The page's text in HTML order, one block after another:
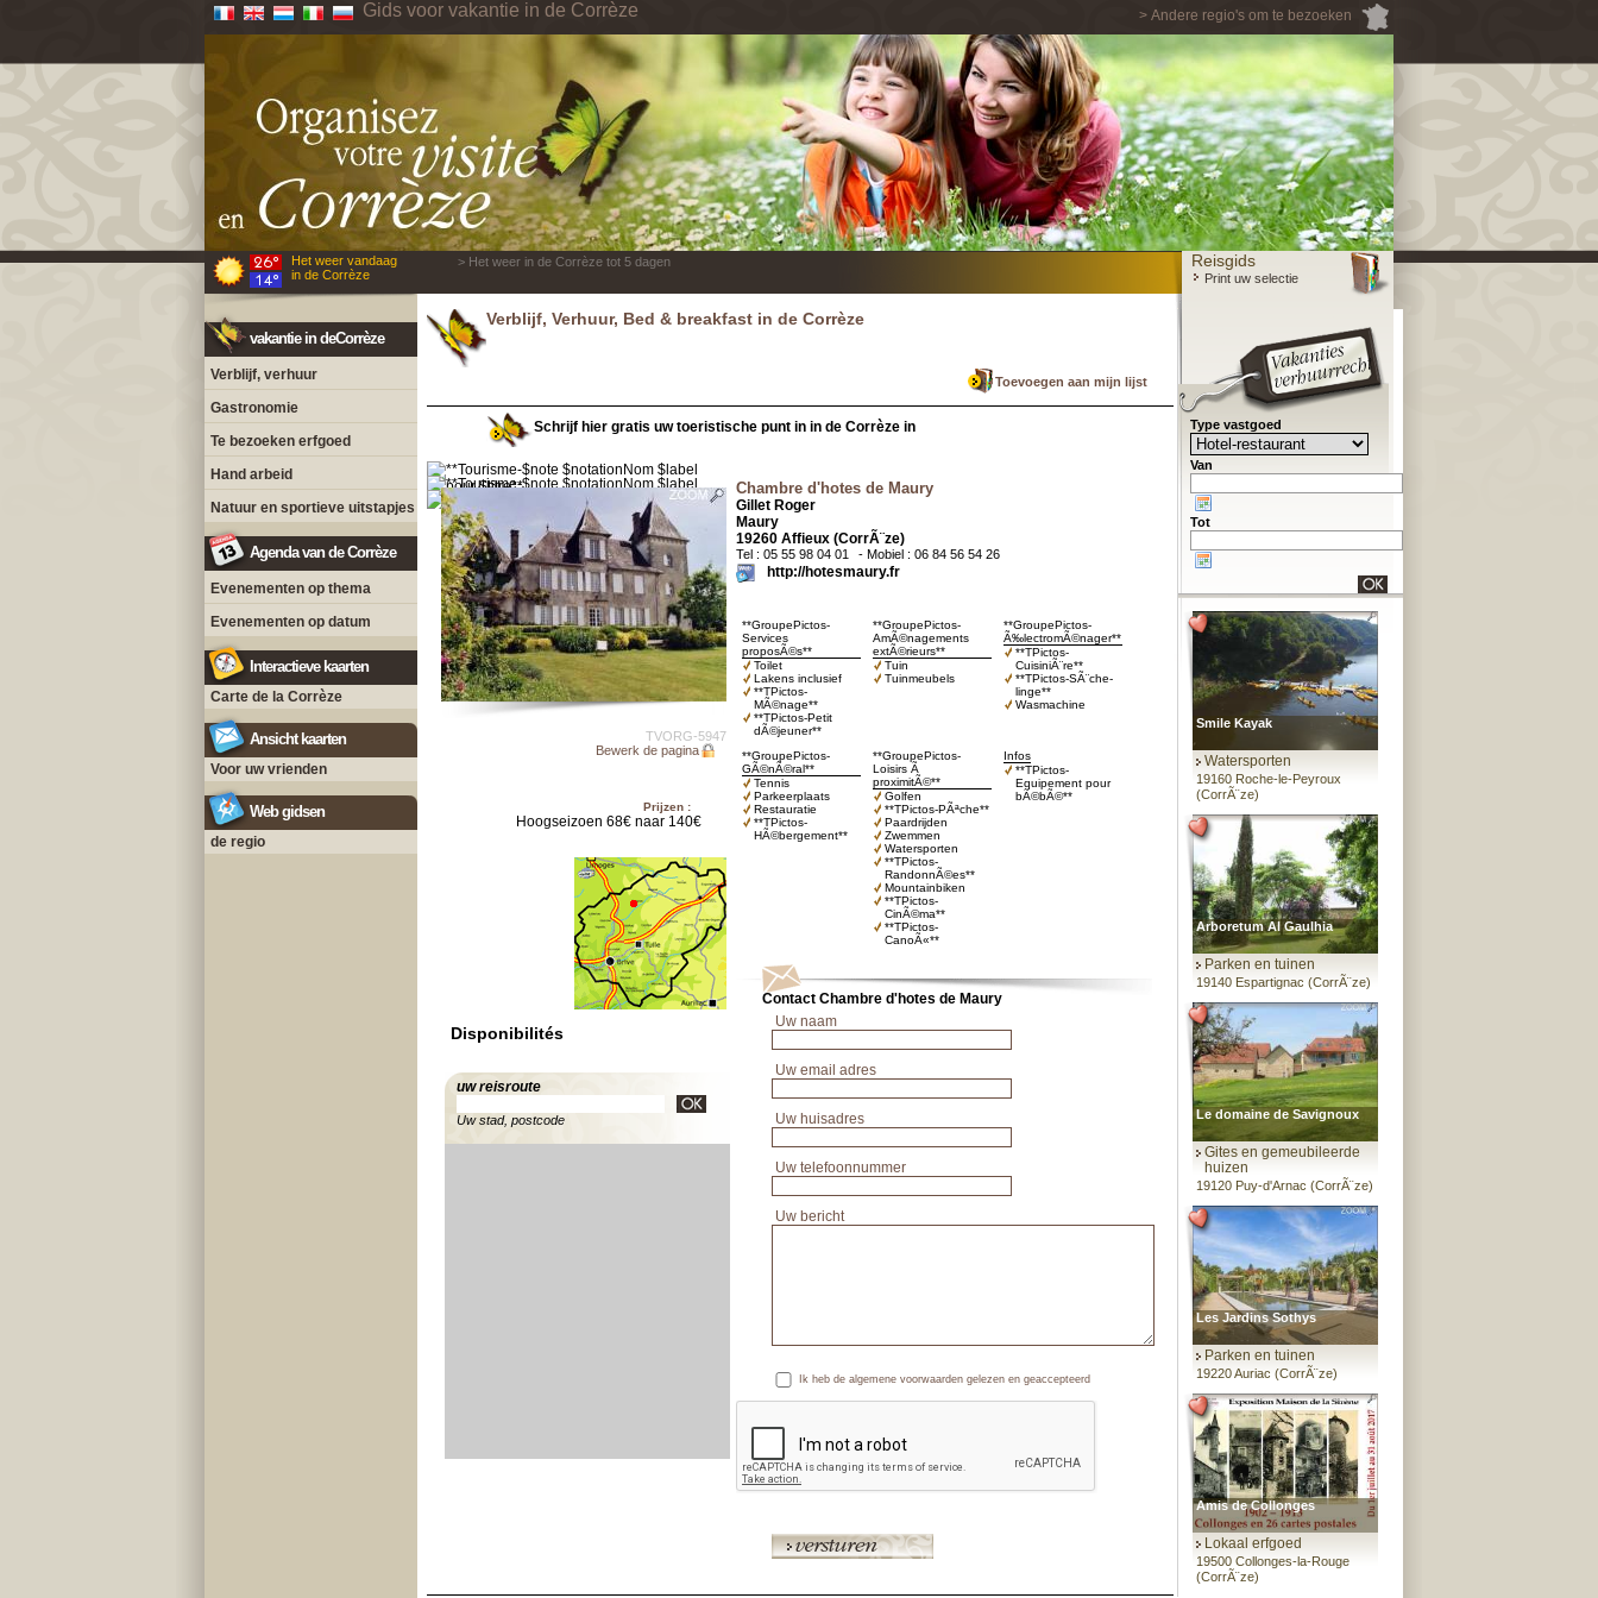
> Andere regio's om te bezoeken
Gids voor vakantie in de Corrèze
Het weer vandaag
in de Corrèze
> Het weer in de Corrèze tot 5 dagen Reisgids
Print uw selectie
vakantie in deCorrèze
Verblijf, verhuur
Gastronomie
Te bezoeken erfgoed
Hand arbeid
Natuur en sportieve uitstapjes
Agenda van de Corrèze
Evenementen op thema
Evenementen op datum
Interactieve kaarten
Carte de la Corrèze
Ansicht kaarten
Voor uw vrienden
Web gidsen
de regio
Verblijf, Verhuur, Bed & breakfast in de Corrèze
Toevoegen aan mijn lijst
Schrijf hier gratis uw toeristische punt in in de Corrèze in
TVORG-5947
Bewerk de pagina
Prijzen :
Hoogseizoen 68€ naar 140€
Disponibilités
uw reisroute
Uw stad, postcode
Chambre d'hotes de Maury
Gillet Roger
Maury
19260 Affieux (CorrÃ¨ze)
Tel : 05 55 98 04 01 - Mobiel : 06 84 56 54 26
http://hotesmaury.fr
**GroupePictos-
Services
proposÃ©s**
Toilet
Lakens inclusief
**TPictos-
MÃ©nage**
**TPictos-Petit
dÃ©jeuner**
**GroupePictos-
AmÃ©nagements
extÃ©rieurs**
Tuin
Tuinmeubels
**GroupePictos-
Ã‰lectromÃ©nager**
**TPictos-
CuisiniÃ¨re**
**TPictos-SÃ¨che-
linge**
Wasmachine
**GroupePictos-
GÃ©nÃ©ral**
Tennis
Parkeerplaats
Restauratie
**TPictos-
HÃ©bergement**
**GroupePictos-
Loisirs Ã
proximitÃ©**
Golfen
**TPictos-PÃªche**
Paardrijden
Zwemmen
Watersporten
**TPictos-
RandonnÃ©es**
Mountainbiken
**TPictos-
CinÃ©ma**
**TPictos-
CanoÃ«**
Infos
**TPictos-
Equipement pour
bÃ©bÃ©**
Contact Chambre d'hotes de Maury
Uw naam
Uw email adres
Uw huisadres
Uw telefoonnummer
Uw bericht
Ik heb de algemene voorwaarden gelezen en geaccepteerd
Type vastgoed
Van
Tot
Smile Kayak
Watersporten
19160 Roche-le-Peyroux
(CorrÃ¨ze)
Arboretum Al Gaulhia
Parken en tuinen
19140 Espartignac (CorrÃ¨ze)
Le domaine de Savignoux
Gites en gemeubileerde
huizen
19120 Puy-d'Arnac (CorrÃ¨ze)
Les Jardins Sothys
Parken en tuinen
19220 Auriac (CorrÃ¨ze)
Amis de Collonges
Lokaal erfgoed
19500 Collonges-la-Rouge
(CorrÃ¨ze)